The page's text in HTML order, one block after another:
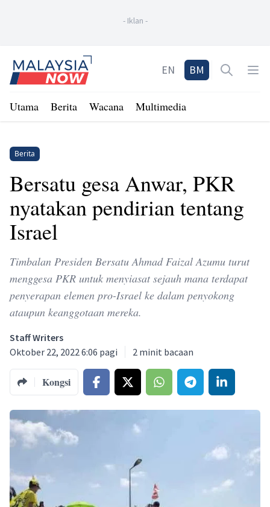
- Iklan -
Home
EN BM Open
Utama Berita Wacana Multimedia
Berita
Bersatu gesa Anwar, PKR
nyatakan pendirian tentang
Israel
Timbalan Presiden Bersatu Ahmad Faizal Azumu turut
menggesa PKR untuk menyiasat sejauh mana terdapat
penyerapan elemen pro-Israel ke dalam penyokong
ataupun keanggotaan mereka.
Staff Writers
Oktober 22, 2022 6:06 pagi
2 minit bacaan
Kongsi